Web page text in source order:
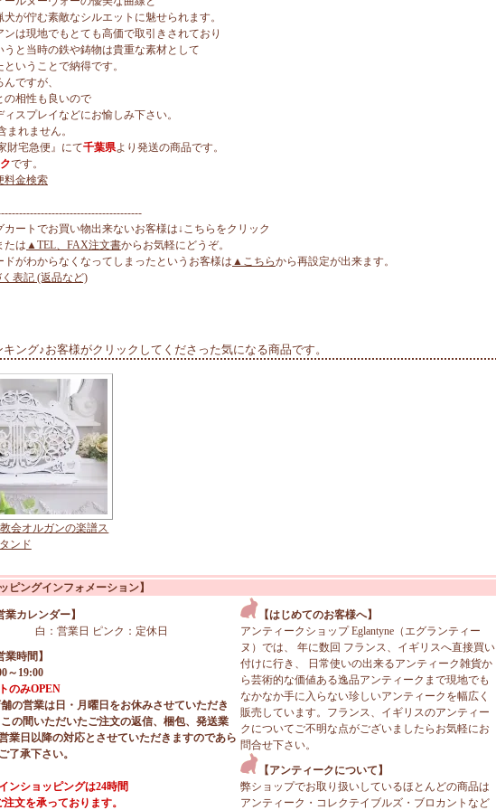
が佇む素敵なシルエットに魅せられます。
は現地でもとても高価で取引きされており
と当時の鉄や鋳物は貴重な素材として
いうことで納得です。
ですが、
の相性も良いので
スプレイなどにお愉しみ下さい。
れません。
財宅急便』にて千葉県より発送の商品です。
です。
料金検索
カートでお買い物出来ないお客様は↓こちらをクリック
たは ▲TEL、FAX注文書からお気軽にどうぞ。
ドがわからなくなってしまったというお客様は ▲こちらから再設定が出来ます。
表記 (返品など)
ング♪お客様がクリックしてくださった気になる商品です。
会オルガンの楽譜ス
タンド
ピングインフォメーション】
業カレンダー】
白：営業日 ピンク：定休日
業時間】
～19:00
のみOPEN
の営業は日・月曜日をお休みさせていただき
この間いただいたご注文の返信、梱包、発送業
業日以降の対応とさせていただきますのであら
了承下さい。
ンショッピングは24時間
注文を承っております。
【はじめてのお客様へ】
アンティークショップ Eglantyne（エグランティー
ヌ）では、 年に数回 フランス、イギリスへ直接買い
付けに行き、 日常使いの出来るアンティーク雑貨か
ら芸術的な価値ある逸品アンティークまで現地でも
なかなか手に入らない珍しいアンティークを幅広く
販売しています。フランス、イギリスのアンティー
クについてご不明な点がございましたらお気軽にお
問合せ下さい。
【アンティークについて】
弊ショップでお取り扱いしているほとんどの商品は
アンティーク・コレクテイブルズ・ブロカントなど